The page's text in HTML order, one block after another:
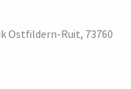
Ostfildern-Ruit, 73760